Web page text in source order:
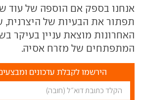
אנחנו בספק אם הוספה של עוד
תפתור את הבעיות של היצרנית,
האחרונות מוצאת עניין בעיקר
המתפתחים של מזרח אסיה.
הירשמו לקבלת עדכונים